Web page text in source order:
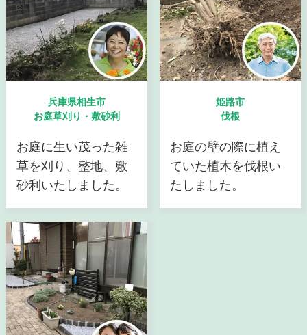
兵庫県相生市
お庭草刈り・敷砂利
お庭に生い茂った雑
草を刈り、整地、敷
砂利いたしました。
姫路市
伐根
お庭の壁の際に植え
ていた植木を伐根い
たしました。